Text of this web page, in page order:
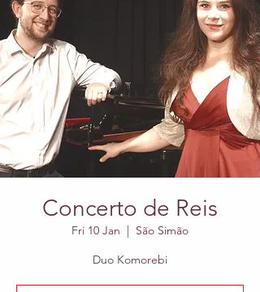
Concerto de Reis
Fri 10 Jan
  |
São Simão
Duo Komorebi